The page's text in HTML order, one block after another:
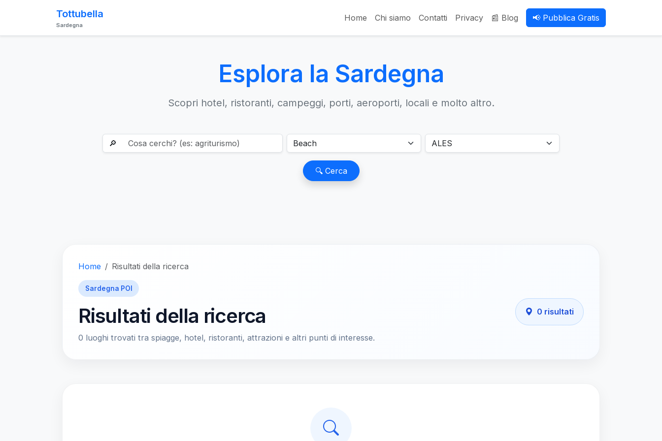
Tottubella
Sardegna
Home Chi siamo Contatti Privacy 📰 Blog 📢 Pubblica Gratis
Esplora la Sardegna
Scopri hotel, ristoranti, campeggi, porti, aeroporti, locali e molto altro.
🔎
🔍 Cerca
Home Risultati della ricerca
Sardegna POI
Risultati della ricerca
0 luoghi trovati tra spiagge, hotel, ristoranti, attrazioni e altri punti di interesse.
0 risultati